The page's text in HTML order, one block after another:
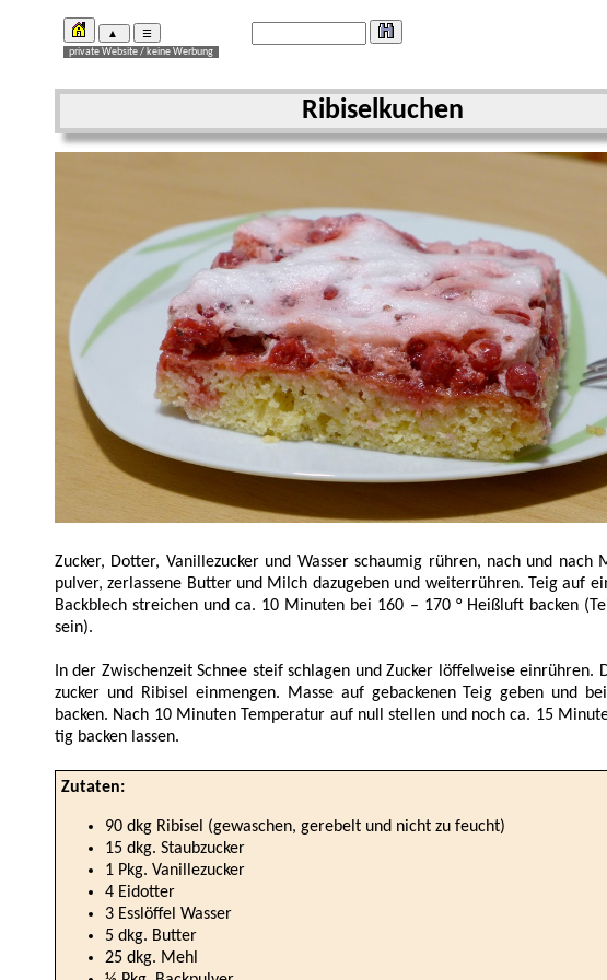
Ribiselkuchen
Zucker, Dotter, Vanille­zucker und Wasser schaumig rühren, nach und
pulver, zer­lassene Butter und Milch dazu­geben und weiter­rühren. Teig auf
Back­blech streichen und ca. 10 Minuten bei 160 – 170 ° Heiß­luft backen
sein).
In der Zwischen­zeit Schnee steif schlagen und Zucker löffel­weise ein­rühren.
zucker und Ribi­sel ein­mengen. Masse auf ge­backenen Teig geben und
backen. Nach 10 Minu­ten Tempe­ratur auf null stellen und noch ca. 15
tig backen lassen.
Zutaten:
90 dkg Ribisel (gewaschen, gerebelt und nicht zu feucht)
15 dkg. Staubzucker
1 Pkg. Vanillezucker
4 Eidotter
3 Esslöffel Wasser
5 dkg. Butter
25 dkg. Mehl